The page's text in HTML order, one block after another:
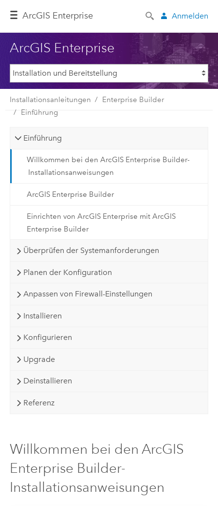
ArcGIS Enterprise Anmelden
ArcGIS Enterprise
Installationsanleitungen
Enterprise Builder
Einführung
Einführung
Willkommen bei den ArcGIS Enterprise Builder-
Installationsanweisungen
ArcGIS Enterprise Builder
Einrichten von ArcGIS Enterprise mit ArcGIS
Enterprise Builder
Überprüfen der Systemanforderungen
Planen der Konfiguration
Anpassen von Firewall-Einstellungen
Installieren
Konfigurieren
Upgrade
Deinstallieren
Referenz
Willkommen bei den ArcGIS
Enterprise Builder-
Installationsanweisungen